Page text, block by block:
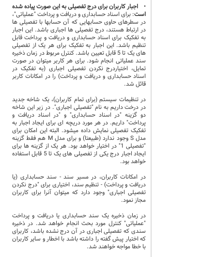
• اجبار کاربران برای درج تفصیلی به این صورت پیاده شده
است: برای اسناد حسابداری و دریافت و پرداخت "عملیاتی"،
در سطرهای حاوی حسابهایی که آن حسابها با تفصیلی ها
در ارتباط هستند، درج تفصیلی ها اجباری باشد. این اجبار
به تفکیک برای اسناد حسابداری و دریافت و پرداخت قابل
تنظیم باشد. این اجبار به تفکیک برای هر یک از تفصیلی
های یک تا 5 قابل تعیین باشد. کنترل مربوط در زمان ذخیره
سند عملیاتی انجام شود. برای هر کاربر میتوان در صورت
تمایل، اختیاردرج نکردن تفصیلی اجباری (به تفکیک در
اسناد حسابداری و دریافت و پرداخت) را در امکانات کاربر
قائل شد.
در تنظیمات سیستم (برای تمام کاربران)، یک شاخه جدید
در درخت داریم به نام "تفصیلی اجباری". در زیر این شاخه
دو گزینه "در اسناد حسابداری" و "در اسناد دریافت و
پرداخت" داریم. در هر مورد دریچه ای برای ایجاد اجبار به
تفکیک تفصیلی نمایش داده میشود. البته این امکان برای
مدل S وجود ندارد (طبیعتا) و برای مدل M هم فقط گزینه
"تفصیلی 1" در اختیار خواهد بود. هر یک از گزینه ها برای
ایجاد اجبار درج یکی از تفصیلی های یک تا 5 قابل استفاده
خواهد بود.
در امکانات کاربران، در مسیر سند - سند حسابداری (یا
دریافت و پرداخت) - تنظیم سند، اختیاری برای "درج نکردن
تفصیلی اجباری" وجود دارد که میتوان آنرا برای کاربران
مجاز نمود.
در زمان ذخیره یک سند حسابداری یا دریافت و پرداخت
"عملیاتی" کنترل مورد بحث انجام خواهد شد. در ذخیره
سندی که تفصیلی اجباری در آن درج نشده باشد، کاربرای
که اختیار پیش گفته را داشته باشد با اخطار و سایر کاربران
با خطا مواجه خواهند شد.